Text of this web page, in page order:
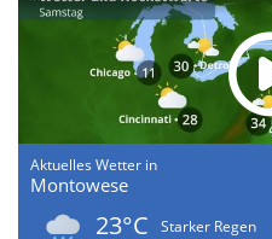
Aktuelles Wetter in
Montowese
23°C
Starker Regen